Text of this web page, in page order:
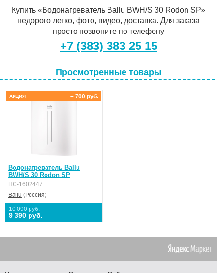
Life-тест на 160 000 циклов – гарантия работы более 10 лет
Нагревательный элемент из высококачественной меди
Экономичный режим работы ECO-technology: защита от
накипи, обеззараживание воды, повышенный ресурс
нагревательного элемента
Многоуровневая система безопасности: защита от перегрева,
Эффективная теплоизоляция (20 мм)
Премиальная гарантия на внутренний бак – 8 лет
Сделано в России
Купить «Водонагреватель Ballu BWH/S 30 Rodon SP»
недорого легко, фото, видео, доставка. Для заказа
просто позвоните по телефону
+7 (383) 383 25 15
Просмотренные товары
Водонагреватель Ballu
BWH/S 30 Rodon SP
НС-1602447
Ballu (Россия)
10 090 руб.
9 390 руб.
– 700 руб.
АКЦИЯ